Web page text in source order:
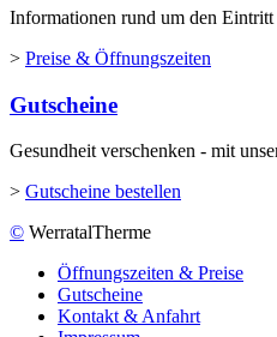
Informationen rund um den
> Preise & Öffnungszeiten
Gutscheine
Gesundheit verschenken - mit
> Gutscheine bestellen
© WerratalTherme
Öffnungszeiten & Preise
Gutscheine
Kontakt & Anfahrt